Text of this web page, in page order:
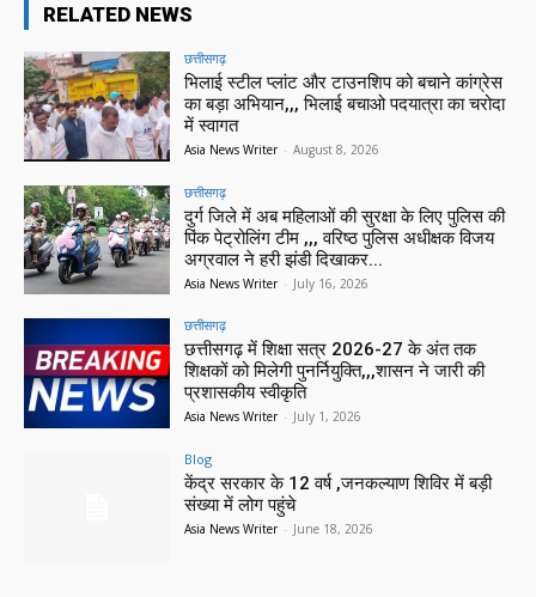
RELATED NEWS
छत्तीसगढ़
भिलाई स्टील प्लांट और टाउनशिप को बचाने कांग्रेस
का बड़ा अभियान,,, भिलाई बचाओ पदयात्रा का चरोदा
में स्वागत
Asia News Writer - August 8, 2026
छत्तीसगढ़
दुर्ग जिले में अब महिलाओं की सुरक्षा के लिए पुलिस की
पिंक पेट्रोलिंग टीम ,,, वरिष्ठ पुलिस अधीक्षक विजय
अग्रवाल ने हरी झंडी दिखाकर...
Asia News Writer - July 16, 2026
छत्तीसगढ़
छत्तीसगढ़ में शिक्षा सत्र 2026-27 के अंत तक
शिक्षकों को मिलेगी पुनर्नियुक्ति,,,शासन ने जारी की
प्रशासकीय स्वीकृति
Asia News Writer - July 1, 2026
Blog
केंद्र सरकार के 12 वर्ष ,जनकल्याण शिविर में बड़ी
संख्या में लोग पहुंचे
Asia News Writer - June 18, 2026